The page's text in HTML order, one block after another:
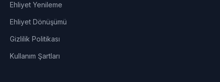
Ehliyet Yenileme
Ehliyet Dönüşümü
Gizlilik Politikası
Kullanım Şartları